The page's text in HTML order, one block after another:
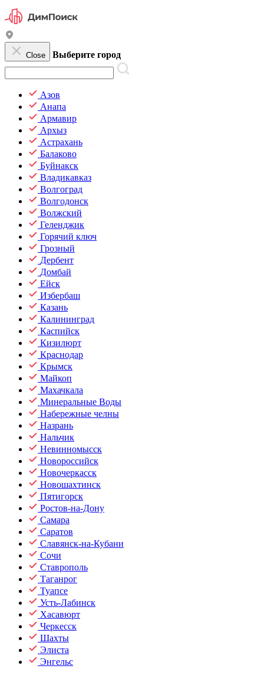
Close Выберите город
Азов
Анапа
Армавир
Архыз
Астрахань
Балаково
Буйнакск
Владикавказ
Волгоград
Волгодонск
Волжский
Геленджик
Горячий ключ
Грозный
Дербент
Домбай
Ейск
Избербаш
Казань
Калининград
Каспийск
Кизилюрт
Краснодар
Крымск
Майкоп
Махачкала
Минеральные Воды
Набережные челны
Назрань
Нальчик
Невинномысск
Новороссийск
Новочеркасск
Новошахтинск
Пятигорск
Ростов-на-Дону
Самара
Саратов
Славянск-на-Кубани
Сочи
Ставрополь
Таганрог
Туапсе
Усть-Лабинск
Хасавюрт
Черкесск
Шахты
Элиста
Энгельс